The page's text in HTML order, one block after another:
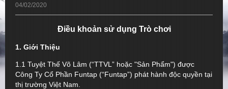
04/02/2020
Điều khoản sử dụng Trò chơi
1. Giới Thiệu
1.1 Tuyệt Thế Võ Lâm (“TTVL” hoặc "Sản Phẩm") được
Công Ty Cổ Phần Funtap (“Funtap”) phát hành độc quyền tại
thị trường Việt Nam.